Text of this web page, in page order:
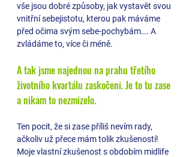
vše jsou dobré způsoby, jak vystavět svou
vnitřní sebejistotu, kterou pak máváme
před očima svým sebe-pochybám…. A
zvládáme to, více či méně.
A tak jsme najednou na prahu třetího
životního kvartálu zaskočeni. Je to tu zase
a nikam to nezmizelo.
Ten pocit, že si zase příliš nevím rady,
ačkoliv už přece mám tolik zkušeností!
Moje vlastní zkušenost s obdobím midlife